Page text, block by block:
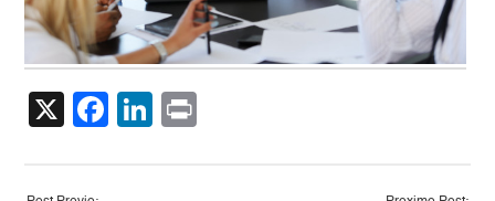
X Facebook
LinkedIn